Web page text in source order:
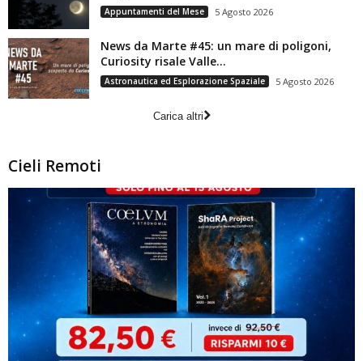
Appuntamenti del Mese 5 Agosto 2026
News da Marte #45: un mare di poligoni,
Curiosity risale Valle...
Astronautica ed Esplorazione Spaziale 5 Agosto 2026
Carica altri
Cieli Remoti